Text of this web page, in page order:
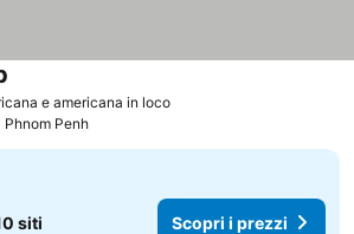
e americana in locoScopri i prezzi
Phnom Penh
siti Scopri i prezzi